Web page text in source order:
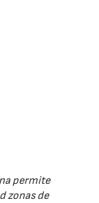
permite
zonas de